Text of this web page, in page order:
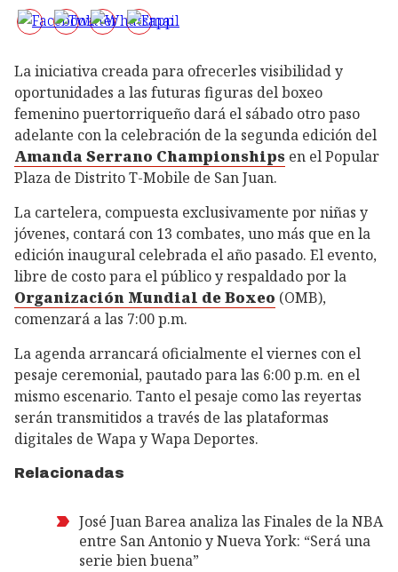
La iniciativa creada para ofrecerles visibilidad y
oportunidades a las futuras figuras del boxeo
femenino puertorriqueño dará el sábado otro paso
adelante con la celebración de la segunda edición del
Amanda Serrano Championships en el Popular
Plaza de Distrito T-Mobile de San Juan.
La cartelera, compuesta exclusivamente por niñas y
jóvenes, contará con 13 combates, uno más que en la
edición inaugural celebrada el año pasado. El evento,
libre de costo para el público y respaldado por la
Organización Mundial de Boxeo (OMB),
comenzará a las 7:00 p.m.
La agenda arrancará oficialmente el viernes con el
pesaje ceremonial, pautado para las 6:00 p.m. en el
mismo escenario. Tanto el pesaje como las reyertas
serán transmitidos a través de las plataformas
digitales de Wapa y Wapa Deportes.
Relacionadas
José Juan Barea analiza las Finales de la NBA
entre San Antonio y Nueva York: “Será una
serie bien buena”